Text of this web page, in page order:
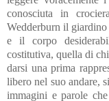
conosciuta in
Wedderburn il giardino
e il corpo
costitutiva, quella di
darsi una prima
libero nel suo andare,
immagini e parole